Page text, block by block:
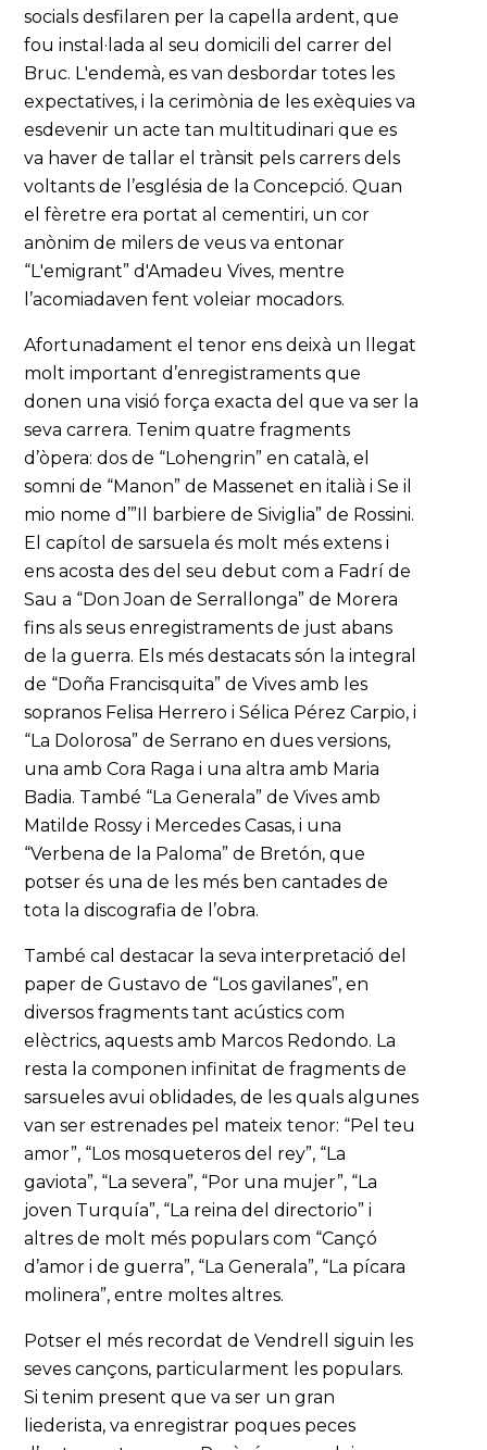
socials desfilaren per la capella ardent, que
fou instal·lada al seu domicili del carrer del
Bruc. L'endemà, es van desbordar totes les
expectatives, i la cerimònia de les exèquies va
esdevenir un acte tan multitudinari que es
va haver de tallar el trànsit pels carrers dels
voltants de l’església de la Concepció. Quan
el fèretre era portat al cementiri, un cor
anònim de milers de veus va entonar
“L'emigrant” d'Amadeu Vives, mentre
l’acomiadaven fent voleiar mocadors.
Afortunadament el tenor ens deixà un llegat
molt important d’enregistraments que
donen una visió força exacta del que va ser la
seva carrera. Tenim quatre fragments
d’òpera: dos de “Lohengrin” en català, el
somni de “Manon” de Massenet en italià i Se il
mio nome d’”Il barbiere de Siviglia” de Rossini.
El capítol de sarsuela és molt més extens i
ens acosta des del seu debut com a Fadrí de
Sau a “Don Joan de Serrallonga” de Morera
fins als seus enregistraments de just abans
de la guerra. Els més destacats són la integral
de “Doña Francisquita” de Vives amb les
sopranos Felisa Herrero i Sélica Pérez Carpio, i
“La Dolorosa” de Serrano en dues versions,
una amb Cora Raga i una altra amb Maria
Badia. També “La Generala” de Vives amb
Matilde Rossy i Mercedes Casas, i una
“Verbena de la Paloma” de Bretón, que
potser és una de les més ben cantades de
tota la discografia de l’obra.
També cal destacar la seva interpretació del
paper de Gustavo de “Los gavilanes”, en
diversos fragments tant acústics com
elèctrics, aquests amb Marcos Redondo. La
resta la componen infinitat de fragments de
sarsueles avui oblidades, de les quals algunes
van ser estrenades pel mateix tenor: “Pel teu
amor”, “Los mosqueteros del rey”, “La
gaviota”, “La severa”, “Por una mujer”, “La
joven Turquía”, “La reina del directorio” i
altres de molt més populars com “Cançó
d’amor i de guerra”, “La Generala”, “La pícara
molinera”, entre moltes altres.
Potser el més recordat de Vendrell siguin les
seves cançons, particularment les populars.
Si tenim present que va ser un gran
liederista, va enregistrar poques peces